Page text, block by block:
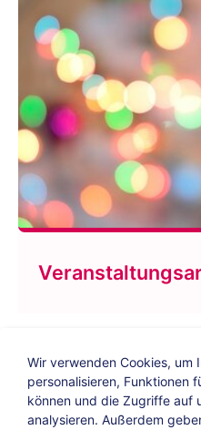
Wir verwenden Cookies, um
personalisieren, Funktionen
können und die Zugriffe auf
analysieren. Außerdem